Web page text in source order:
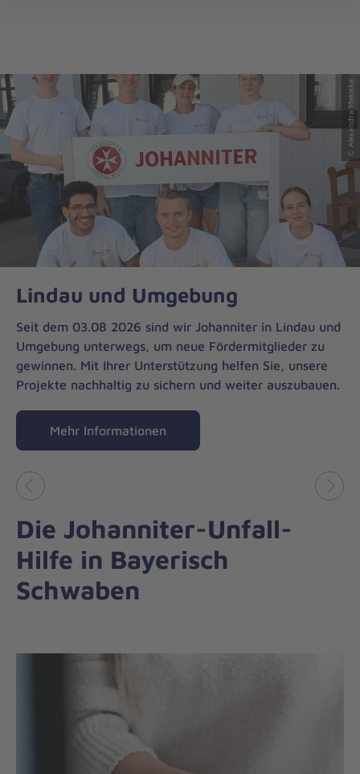
© Alexandra Mekiska
Lindau und Umgebung
Seit dem 03.08 2026 sind wir Johanniter in Lindau und
Umgebung unterwegs, um neue Fördermitglieder zu
gewinnen. Mit Ihrer Unterstützung helfen Sie, unsere
Projekte nachhaltig zu sichern und weiter auszubauen.
Mehr Informationen
Vorheriges
Die Johanniter-Unfall-
Hilfe in Bayerisch
Schwaben